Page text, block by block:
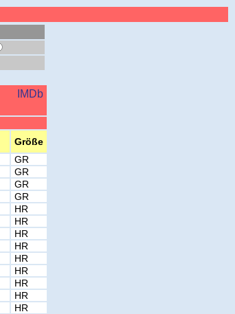
IMDb
Größe
GR
GR
GR
GR
HR
HR
HR
HR
HR
HR
HR
HR
HR